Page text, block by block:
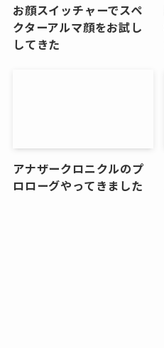
お顔スイッチャーでスペ
クターアルマ顔をお試し
してきた
アナザークロニクルのプ
ロローグやってきました